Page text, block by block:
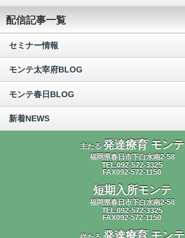
配信記事一覧
セミナー情報
モンテ太宰府BLOG
モンテ春日BLOG
新着NEWS
主たる 発達療育 モンテ
福岡県春日市下白水南2-58
TEL.092-572-3325
FAX092-572-1150
短期入所モンテ
福岡県春日市下白水南2-58
TEL.092-572-3325
FAX092-572-1150
発達療育 モンテ